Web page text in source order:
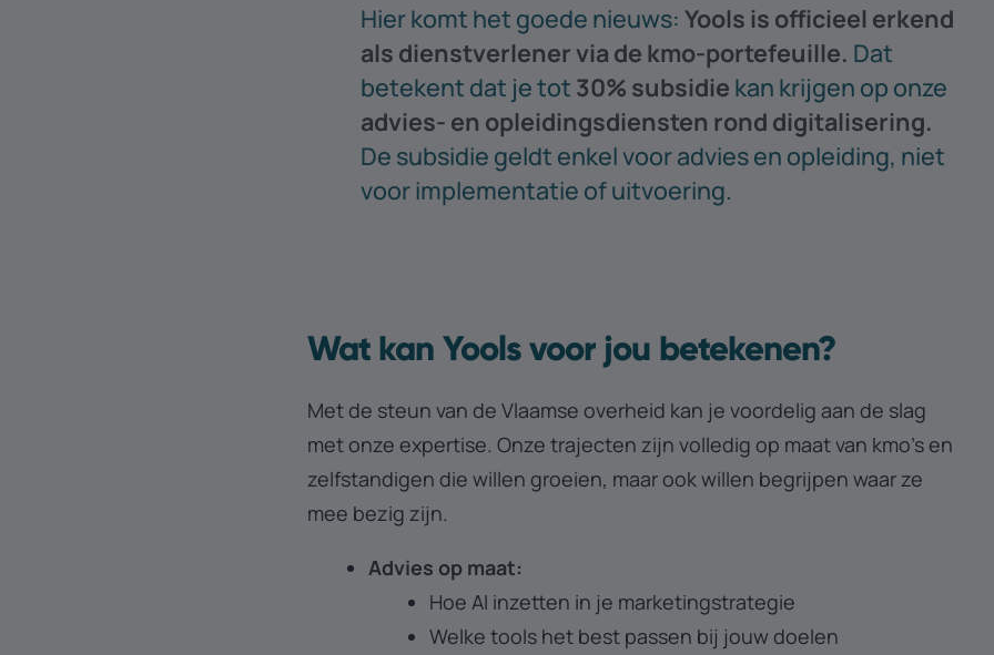
Hier komt het goede nieuws: Yools is officieel erkend
als dienstverlener via de kmo-portefeuille. Dat
betekent dat je tot 30% subsidie kan krijgen op onze
advies- en opleidingsdiensten rond digitalisering.
De subsidie geldt enkel voor advies en opleiding, niet
voor implementatie of uitvoering.
Wat kan Yools voor jou betekenen?
Met de steun van de Vlaamse overheid kan je voordelig aan de slag
met onze expertise. Onze trajecten zijn volledig op maat van kmo’s en
zelfstandigen die willen groeien, maar ook willen begrijpen waar ze
mee bezig zijn.
Advies op maat:
Hoe AI inzetten in je marketingstrategie
Welke tools het best passen bij jouw doelen